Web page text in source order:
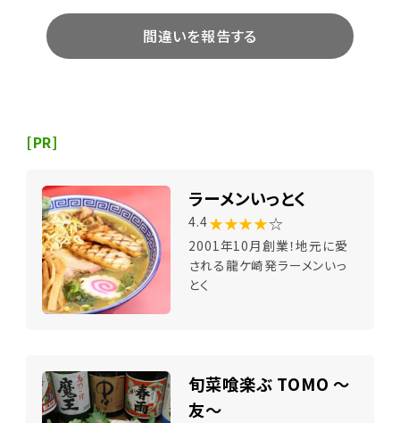
間違いを報告する
[PR]
ラーメンいっとく
4.4★★★★☆
2001年10月創業！地元に愛
される龍ケ崎発ラーメンいっ
とく
旬菜喰楽ぶ TOMO ～
友～